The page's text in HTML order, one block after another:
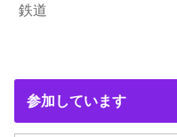
鉄道
参加しています